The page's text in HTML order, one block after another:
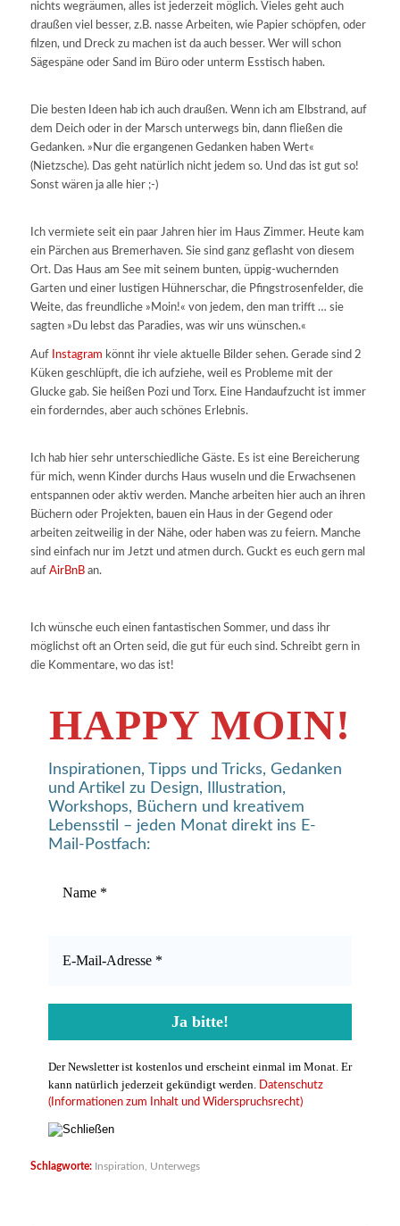
nichts wegräumen, alles ist jederzeit möglich. Vieles geht auch
draußen viel besser, z.B. nasse Arbeiten, wie Papier schöpfen, oder
filzen, und Dreck zu machen ist da auch besser. Wer will schon
Sägespäne oder Sand im Büro oder unterm Esstisch haben.
Die besten Ideen hab ich auch draußen. Wenn ich am Elbstrand, auf
dem Deich oder in der Marsch unterwegs bin, dann fließen die
Gedanken. »Nur die ergangenen Gedanken haben Wert«
(Nietzsche). Das geht natürlich nicht jedem so. Und das ist gut so!
Sonst wären ja alle hier ;-)
Ich vermiete seit ein paar Jahren hier im Haus Zimmer. Heute kam
ein Pärchen aus Bremerhaven. Sie sind ganz geflasht von diesem
Ort. Das Haus am See mit seinem bunten, üppig-wuchernden
Garten und einer lustigen Hühnerschar, die Pfingstrosenfelder, die
Weite, das freundliche »Moin!« von jedem, den man trifft … sie
sagten »Du lebst das Paradies, was wir uns wünschen.«
Auf Instagram könnt ihr viele aktuelle Bilder sehen. Gerade sind 2
Küken geschlüpft, die ich aufziehe, weil es Probleme mit der
Glucke gab. Sie heißen Pozi und Torx. Eine Handaufzucht ist immer
ein forderndes, aber auch schönes Erlebnis.
Ich hab hier sehr unterschiedliche Gäste. Es ist eine Bereicherung
für mich, wenn Kinder durchs Haus wuseln und die Erwachsenen
entspannen oder aktiv werden. Manche arbeiten hier auch an ihren
Büchern oder Projekten, bauen ein Haus in der Gegend oder
arbeiten zeitweilig in der Nähe, oder haben was zu feiern. Manche
sind einfach nur im Jetzt und atmen durch. Guckt es euch gern mal
auf AirBnBan.
Ich wünsche euch einen fantastischen Sommer, und dass ihr
möglichst oft an Orten seid, die gut für euch sind. Schreibt gern in
die Kommentare, wo das ist!
HAPPY MOIN!
Inspirationen, Tipps und Tricks, Gedanken
und Artikel zu Design, Illustration,
Workshops, Büchern und kreativem
Lebensstil – jeden Monat direkt ins E-
Mail-Postfach:
Der Newsletter ist kostenlos und erscheint einmal im Monat. Er
kann natürlich jederzeit gekündigt werden. Datenschutz
(Informationen zum Inhalt und Widerspruchsrecht)
Schlagworte: Inspiration Unterwegs